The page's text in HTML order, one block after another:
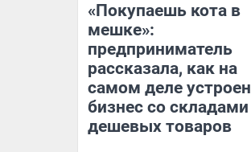
«Покупаешь кота в
мешке»:
предприниматель
рассказала, как на
самом деле устроен
бизнес со складами
дешевых товаров